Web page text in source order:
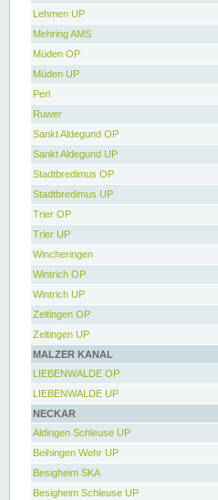
Lehmen UP
Mehring AMS
Müden OP
Müden UP
Perl
Ruwer
Sankt Aldegund OP
Sankt Aldegund UP
Stadtbredimus OP
Stadtbredimus UP
Trier OP
Trier UP
Wincheringen
Wintrich OP
Wintrich UP
Zeltingen OP
Zeltingen UP
MALZER KANAL
LIEBENWALDE OP
LIEBENWALDE UP
NECKAR
Aldingen Schleuse UP
Beihingen Wehr UP
Besigheim SKA
Besigheim Schleuse UP